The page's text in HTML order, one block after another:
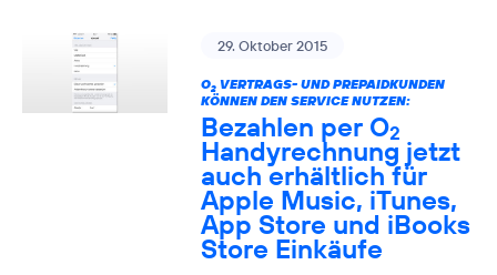
29. Oktober 2015
O2VERTRAGS- UND PREPAIDKUNDEN
KÖNNEN DEN SERVICE NUTZEN:
Bezahlen per O2
Handyrechnung jetzt
auch erhältlich für
Apple Music, iTunes,
App Store und iBooks
Store Einkäufe